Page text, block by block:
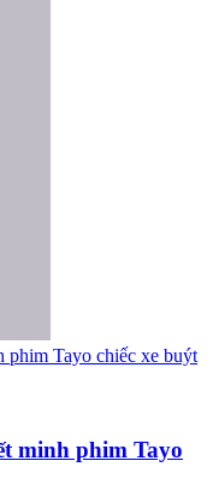
minh phim Tayo